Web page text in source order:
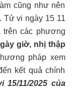
cũng như nên
Tử vi ngày 15 11
các phương
giờ, nhị thập
pháp xem
kết quả chính
11/2025 của